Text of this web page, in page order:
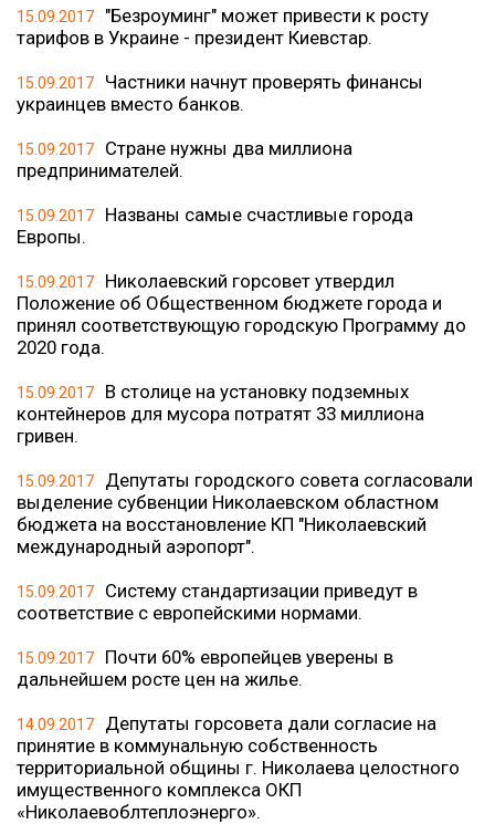
15.09.2017
"Безроуминг" может привести к росту
тарифов в Украине - президент Киевстар.
15.09.2017
Частники начнут проверять финансы
украинцев вместо банков.
15.09.2017
Стране нужны два миллиона
предпринимателей.
15.09.2017
Названы самые счастливые города
Европы.
15.09.2017
Николаевский горсовет утвердил
Положение об Общественном бюджете города и
принял соответствующую городскую Программу до
2020 года.
15.09.2017
В столице на установку подземных
контейнеров для мусора потратят 33 миллиона
гривен.
15.09.2017
Депутаты городского совета согласовали
выделение субвенции Николаевском областном
бюджета на восстановление КП "Николаевский
международный аэропорт".
15.09.2017
Систему стандартизации приведут в
соответствие с европейскими нормами.
15.09.2017
Почти 60% европейцев уверены в
дальнейшем росте цен на жилье.
14.09.2017
Депутаты горсовета дали согласие на
принятие в коммунальную собственность
территориальной общины г. Николаева целостного
имущественного комплекса ОКП
«Николаевоблтеплоэнерго».